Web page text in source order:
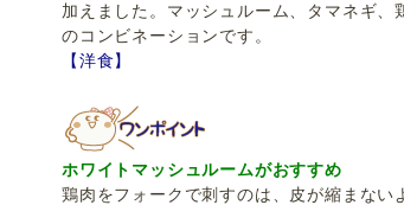
加えました。マッシュルーム、タマネギ
のコンビネーションです。
【洋食】
ホワイトマッシュルームがおすすめ
鶏肉をフォークで刺すのは、皮が縮まな